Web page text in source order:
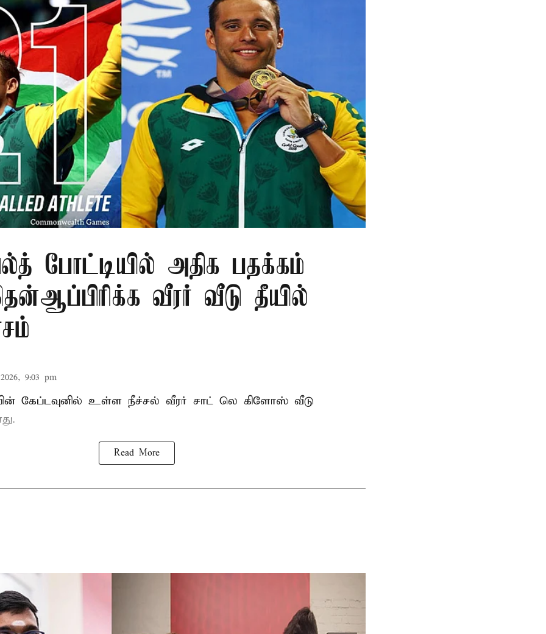
போட்டியில் அதிக பதக்கம்
வீரர் வீடு தீயில்
9:03 pm
கேப்டவுனில் உள்ள நீச்சல் வீரர் சாட் லெ கிளோஸ் வீடு
Read More